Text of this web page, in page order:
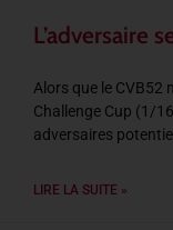
L’adversaire
Alors que le CVB52
Challenge Cup (1/
adversaires
LIRE LA SUITE »